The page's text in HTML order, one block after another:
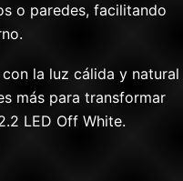
o paredes, facilitando
la luz cálida y natural
más para transformar
LED Off White.